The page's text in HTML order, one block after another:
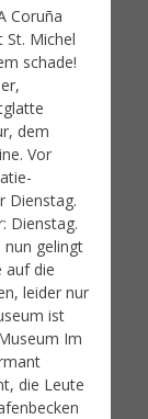
Coruña
Michel
schade!
dem
Vor
Dienstag.
Dienstag.
gelingt
auf die
leider nur
ist
Im
die Leute